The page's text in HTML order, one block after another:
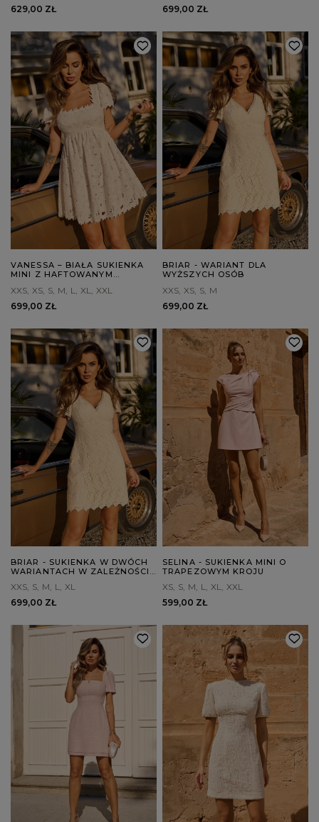
629,00 ZŁ
699,00 ZŁ
VANESSA – BIAŁA SUKIENKA
MINI Z HAFTOWANYM
XXS XS S M L XL
XXL
699,00 ZŁ
BRIAR - WARIANT DLA
WYŻSZYCH OSÓB
XXS XS S M
699,00 ZŁ
BRIAR - SUKIENKA W DWÓCH
WARIANTACH W ZALEŻNOŚCI
XXS S M L XL
699,00 ZŁ
SELINA - SUKIENKA MINI O
TRAPEZOWYM KROJU
XS S M L XL XXL
599,00 ZŁ